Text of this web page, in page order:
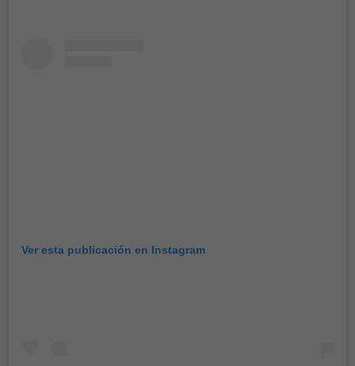
Ver esta publicación en Instagram